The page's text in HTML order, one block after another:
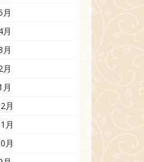
月
月
月